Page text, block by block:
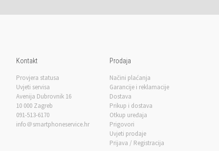
Kontakt
Provjera statusa
Uvjeti servisa
Avenija Dubrovnik 16
10 000 Zagreb
091-513-6170
info＠smartphoneservice.hr
Prodaja
Načini plaćanja
Garancije i reklamacije
Dostava
Prikup i dostava
Otkup uređaja
Prigovori
Uvjeti prodaje
Prijava / Registracija